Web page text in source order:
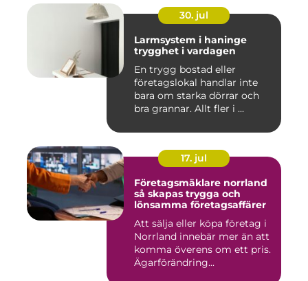
30. jul
Larmsystem i haninge
trygghet i vardagen
En trygg bostad eller
företagslokal handlar inte
bara om starka dörrar och
bra grannar. Allt fler i ...
17. jul
Företagsmäklare norrland
så skapas trygga och
lönsamma företagsaffärer
Att sälja eller köpa företag i
Norrland innebär mer än att
komma överens om ett pris.
Ägarförändring...